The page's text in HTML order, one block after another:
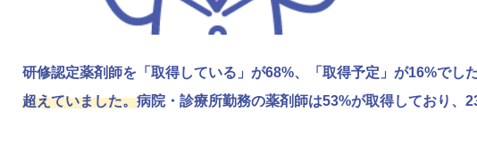
研修認定薬剤師を「取得している」が68%、「取得予定」が16%でした
超えていました。病院・診療所勤務の薬剤師は53%が取得しており、